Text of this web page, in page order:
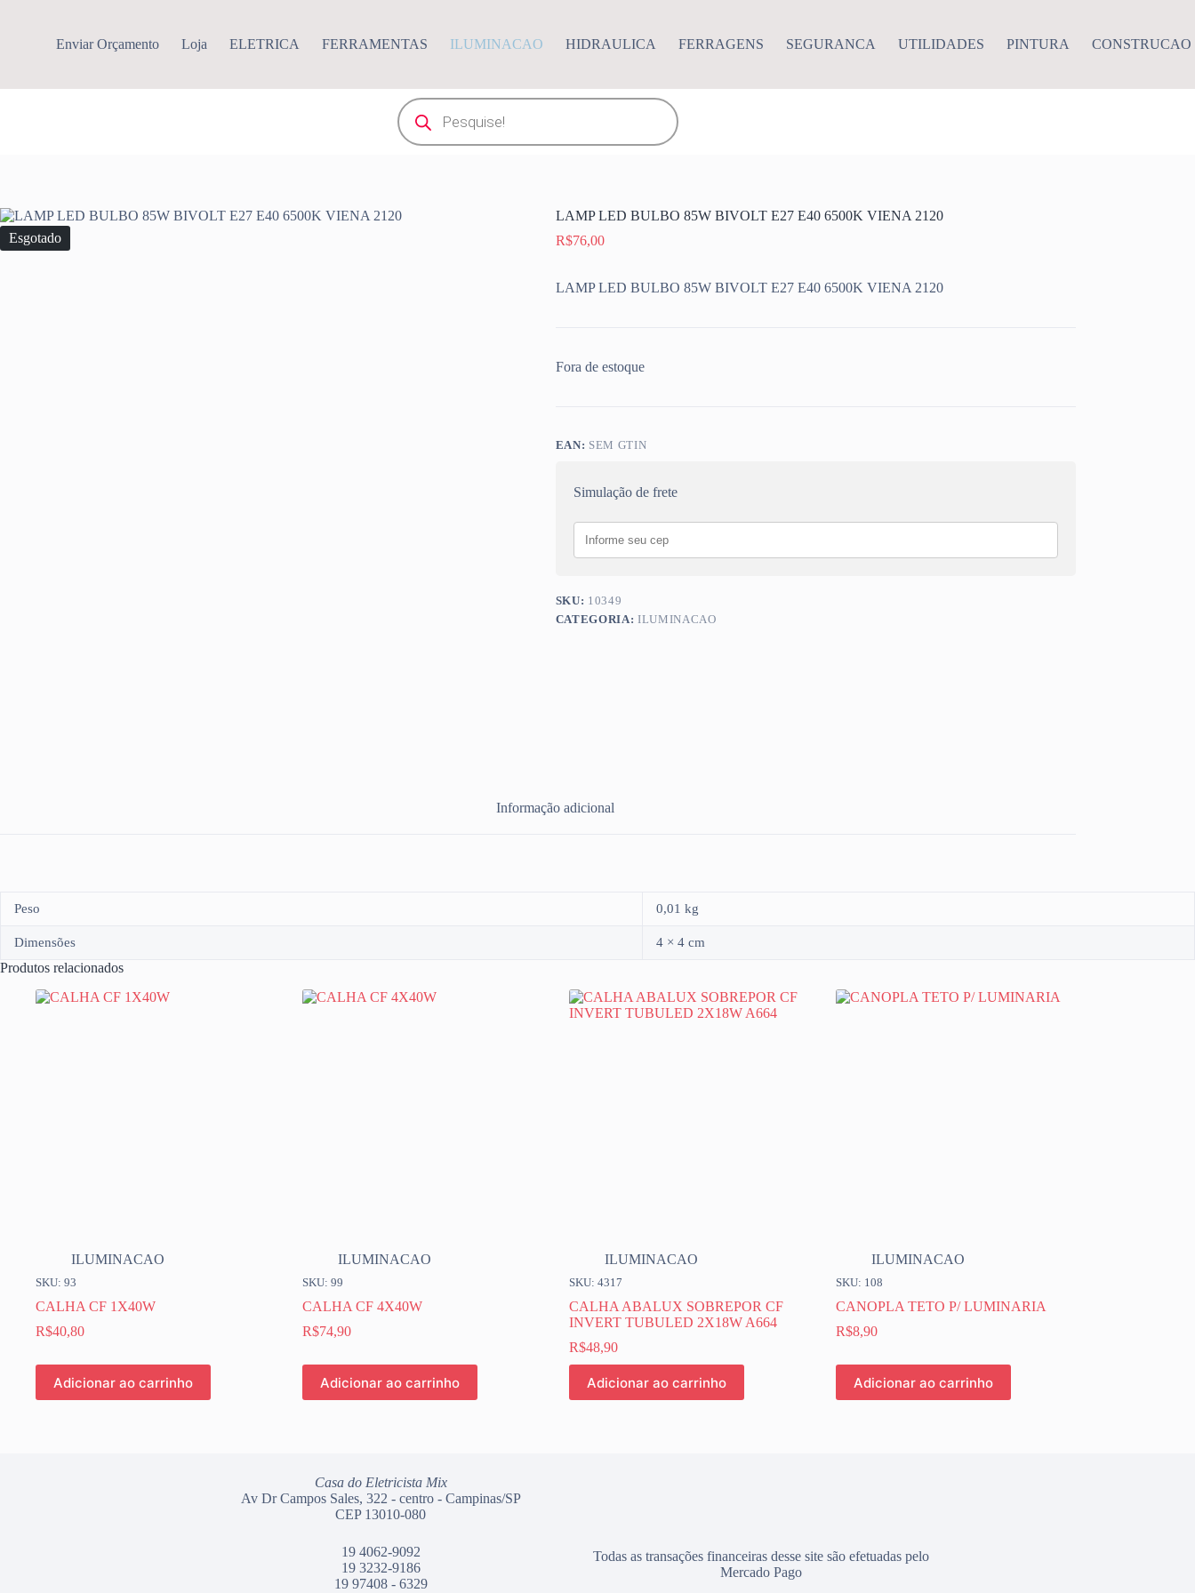
Enviar Orçamento Loja ELETRICA FERRAMENTAS ILUMINACAO HIDRAULICA FERRAGENS SEGURANCA UTILIDADES PINTURA CONSTRUCAO
Pesquisar
produtos
Esgotado
LAMP LED BULBO 85W BIVOLT E27 E40 6500K VIENA 2120
R$76,00
LAMP LED BULBO 85W BIVOLT E27 E40 6500K VIENA 2120
Fora de estoque
EAN: SEM GTIN
Simulação de frete
SKU: 10349
CATEGORIA: ILUMINACAO
Informação adicional
Peso 0,01 kg
Dimensões 4 × 4 cm
Produtos relacionados
ILUMINACAO
SKU: 93
CALHA CF 1X40W
R$40,80
Adicionar ao carrinho
ILUMINACAO
SKU: 99
CALHA CF 4X40W
R$74,90
Adicionar ao carrinho
ILUMINACAO
SKU: 4317
CALHA ABALUX SOBREPOR CF
INVERT TUBULED 2X18W A664
R$48,90
Adicionar ao carrinho
ILUMINACAO
SKU: 108
CANOPLA TETO P/ LUMINARIA
R$8,90
Adicionar ao carrinho
Casa do Eletricista Mix
Av Dr Campos Sales, 322 - centro - Campinas/SP
CEP 13010-080
19 4062-9092
19 3232-9186
19 97408 - 6329
Todas as transações financeiras desse site são efetuadas pelo
Mercado Pago